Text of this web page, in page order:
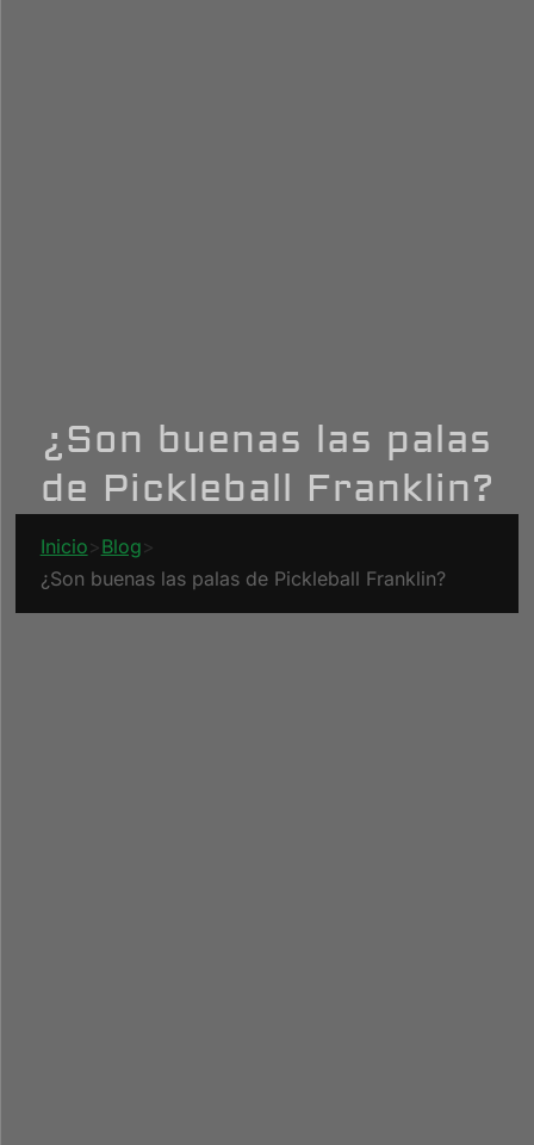
¿Son buenas las palas
de Pickleball Franklin?
Inicio>Blog>
¿Son buenas las palas de Pickleball Franklin?